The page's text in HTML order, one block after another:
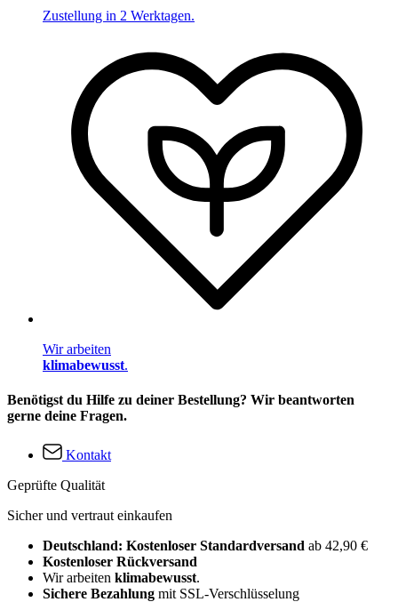
Zustellung in 2 Werktagen.
Wir arbeiten
klimabewusst.
Benötigst du Hilfe zu deiner Bestellung? Wir beantworten
gerne deine Fragen.
Kontakt
Geprüfte Qualität
Sicher und vertraut einkaufen
Deutschland: Kostenloser Standardversand ab 42,90 €
Kostenloser Rückversand
Wir arbeiten klimabewusst.
Sichere Bezahlung mit SSL-Verschlüsselung